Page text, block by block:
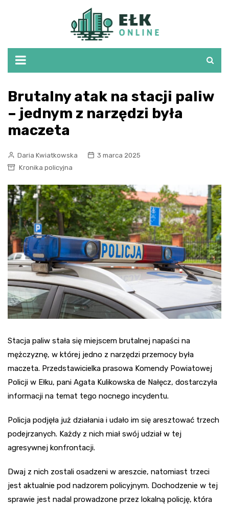
Brutalny atak na stacji paliw
– jednym z narzędzi była
maczeta
Daria Kwiatkowska
3 marca 2025
Kronika policyjna
Stacja paliw stała się miejscem brutalnej napaści na
mężczyznę, w której jedno z narzędzi przemocy była
maczeta. Przedstawicielka prasowa Komendy Powiatowej
Policji w Ełku, pani Agata Kulikowska de Nałęcz, dostarczyła
informacji na temat tego nocnego incydentu.
Policja podjęła już działania i udało im się aresztować trzech
podejrzanych. Każdy z nich miał swój udział w tej
agresywnej konfrontacji.
Dwaj z nich zostali osadzeni w areszcie, natomiast trzeci
jest aktualnie pod nadzorem policyjnym. Dochodzenie w tej
sprawie jest nadal prowadzone przez lokalną policję, która